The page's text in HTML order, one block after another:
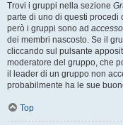
Trovi i gruppi nella sezione
parte di uno di questi procedi
però i gruppi sono ad
dei membri nascosto. Se il
cliccando sul pulsante
moderatore del gruppo, che
il leader di un gruppo non
probabilmente ha le sue
Top